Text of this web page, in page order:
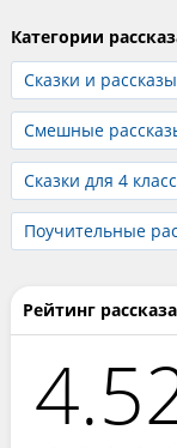
Категории
Сказки и
Смешные
Сказки для 4
Поучительные
Рейтинг рассказа